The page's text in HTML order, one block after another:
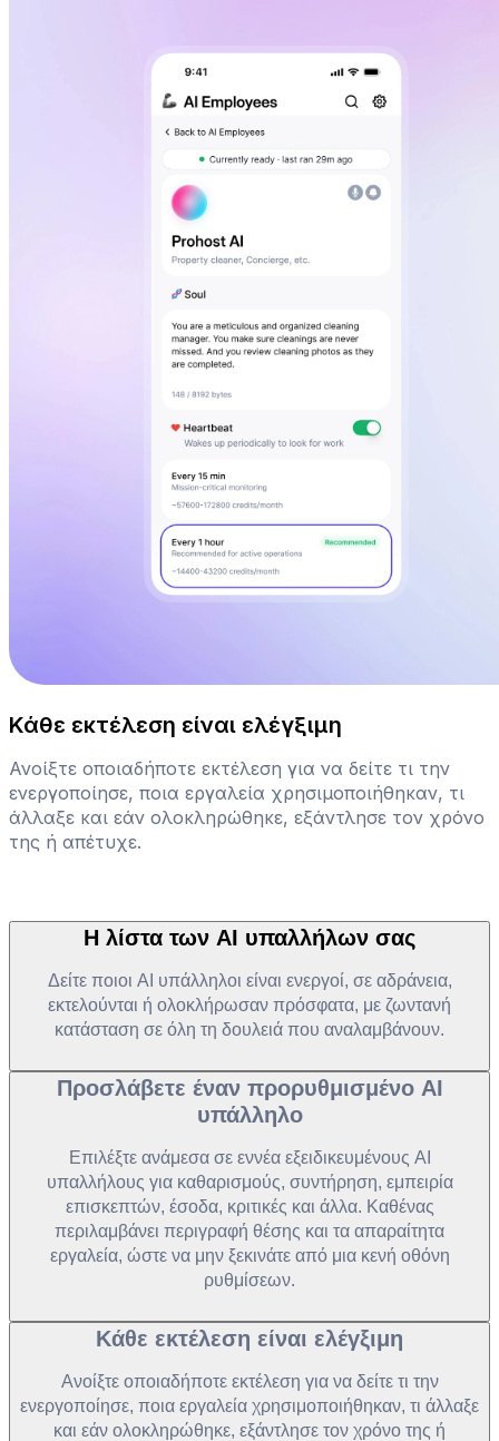
Κάθε εκτέλεση είναι ελέγξιμη
Ανοίξτε οποιαδήποτε εκτέλεση για να δείτε τι την
ενεργοποίησε, ποια εργαλεία χρησιμοποιήθηκαν, τι
άλλαξε και εάν ολοκληρώθηκε, εξάντλησε τον χρόνο
της ή απέτυχε.
Η λίστα των AI υπαλλήλων σας
Δείτε ποιοι AI υπάλληλοι είναι ενεργοί, σε αδράνεια,
εκτελούνται ή ολοκλήρωσαν πρόσφατα, με ζωντανή
κατάσταση σε όλη τη δουλειά που αναλαμβάνουν.
Προσλάβετε έναν προρυθμισμένο AI
υπάλληλο
Επιλέξτε ανάμεσα σε εννέα εξειδικευμένους AI
υπαλλήλους για καθαρισμούς, συντήρηση, εμπειρία
επισκεπτών, έσοδα, κριτικές και άλλα. Καθένας
περιλαμβάνει περιγραφή θέσης και τα απαραίτητα
εργαλεία, ώστε να μην ξεκινάτε από μια κενή οθόνη
ρυθμίσεων.
Κάθε εκτέλεση είναι ελέγξιμη
Ανοίξτε οποιαδήποτε εκτέλεση για να δείτε τι την
ενεργοποίησε, ποια εργαλεία χρησιμοποιήθηκαν, τι άλλαξε
και εάν ολοκληρώθηκε, εξάντλησε τον χρόνο της ή